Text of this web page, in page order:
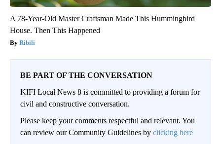
A 78-Year-Old Master Craftsman Made This Hummingbird
House. Then This Happened
Ribili
BE PART OF THE CONVERSATION
KIFI Local News 8 is committed to providing a forum for
civil and constructive conversation.
Please keep your comments respectful and relevant. You
can review our Community Guidelines by clicking here